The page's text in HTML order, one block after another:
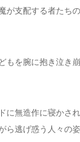
が支配する者たち
もを腕に抱き泣き
に無造作に寝かさ
ら逃げ惑う人々の